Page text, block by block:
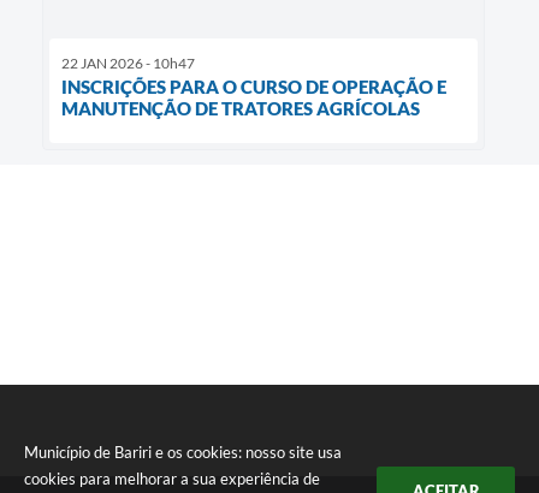
Município de Bariri e os cookies: nosso site usa
cookies para melhorar a sua experiência de
22 JAN 2026 - 10h47
INSCRIÇÕES PARA O CURSO DE OPERAÇÃO E
MANUTENÇÃO DE TRATORES AGRÍCOLAS